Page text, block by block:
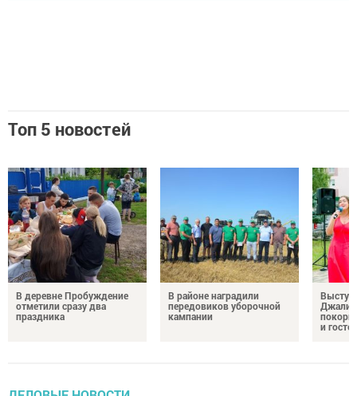
Топ 5 новостей
В деревне Пробуждение
отметили сразу два
праздника
В районе наградили
передовиков уборочной
кампании
и